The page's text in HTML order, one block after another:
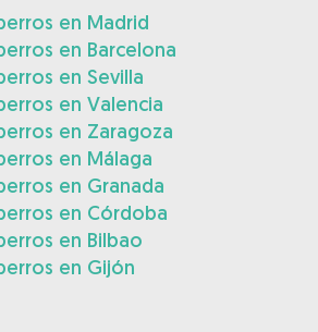
en Madrid
en Barcelona
en Sevilla
en Valencia
en Zaragoza
en Málaga
en Granada
en Córdoba
en Bilbao
en Gijón